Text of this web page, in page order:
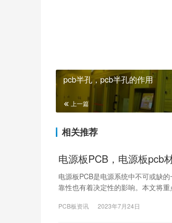
pcb半孔，pcb半孔的作用
上一篇
相关推荐
电源板PCB，电源板pcb
电源板PCB是电源系统中不可或缺
靠性也有着决定性的影响。本文将
PCB板资讯 2023年7月24日